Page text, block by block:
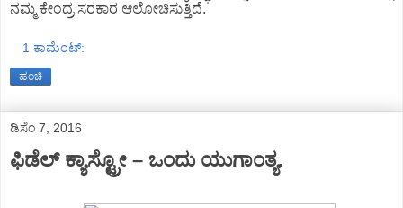
ನಮ್ಮ ಕೇಂದ್ರ ಸರಕಾರ ಆಲೋಚಿಸುತ್ತಿದೆ.
1 ಕಾಮೆಂಟ್‌:
ಹಂಚಿ
ಡಿಸೆಂ 7, 2016
ಫಿಡೆಲ್ ಕ್ಯಾಸ್ಟ್ರೋ – ಒಂದು ಯುಗಾಂತ್ಯ.